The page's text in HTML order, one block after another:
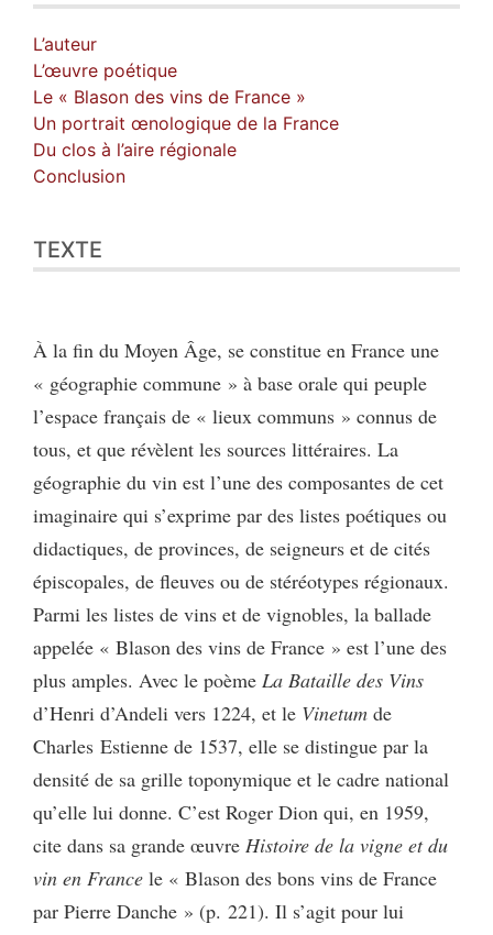
L’auteur
L’œuvre poétique
Le « Blason des vins de France »
Un portrait œnologique de la France
Du clos à l’aire régionale
Conclusion
TEXTE
À la fin du Moyen Âge, se constitue en France une
« géographie commune » à base orale qui peuple
l’espace français de « lieux communs » connus de
tous, et que révèlent les sources littéraires. La
géographie du vin est l’une des composantes de cet
imaginaire qui s’exprime par des listes poétiques ou
didactiques, de provinces, de seigneurs et de cités
épiscopales, de fleuves ou de stéréotypes régionaux.
Parmi les listes de vins et de vignobles, la ballade
appelée « Blason des vins de France » est l’une des
plus amples. Avec le poème La Bataille des Vins
d’Henri d’Andeli vers 1224, et le Vinetum de
Charles Estienne de 1537, elle se distingue par la
densité de sa grille toponymique et le cadre national
qu’elle lui donne. C’est Roger Dion qui, en 1959,
cite dans sa grande œuvre Histoire de la vigne et du
vin en France le « Blason des bons vins de France
par Pierre Danche » (p. 221). Il s’agit pour lui